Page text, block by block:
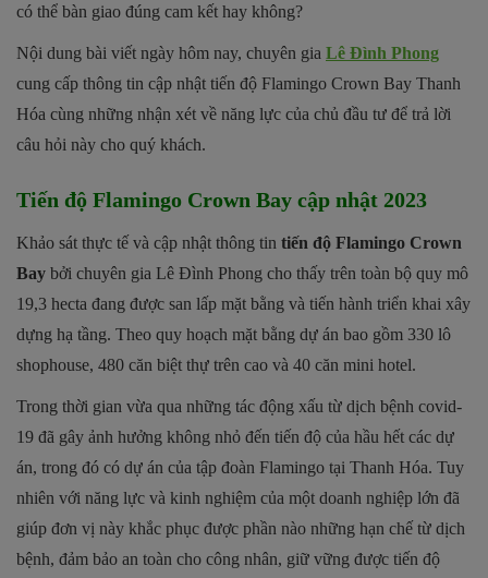
có thể bàn giao đúng cam kết hay không?
Nội dung bài viết ngày hôm nay, chuyên gia Lê Đình Phong
cung cấp thông tin cập nhật tiến độ Flamingo Crown Bay Thanh
Hóa cùng những nhận xét về năng lực của chủ đầu tư để trả lời
câu hỏi này cho quý khách.
Tiến độ Flamingo Crown Bay cập nhật 2023
Khảo sát thực tế và cập nhật thông tin tiến độ Flamingo Crown
Bay bởi chuyên gia Lê Đình Phong cho thấy trên toàn bộ quy mô
19,3 hecta đang được san lấp mặt bằng và tiến hành triển khai xây
dựng hạ tầng. Theo quy hoạch mặt bằng dự án bao gồm 330 lô
shophouse, 480 căn biệt thự trên cao và 40 căn mini hotel.
Trong thời gian vừa qua những tác động xấu từ dịch bệnh covid-
19 đã gây ảnh hưởng không nhỏ đến tiến độ của hầu hết các dự
án, trong đó có dự án của tập đoàn Flamingo tại Thanh Hóa. Tuy
nhiên với năng lực và kinh nghiệm của một doanh nghiệp lớn đã
giúp đơn vị này khắc phục được phần nào những hạn chế từ dịch
bệnh, đảm bảo an toàn cho công nhân, giữ vững được tiến độ